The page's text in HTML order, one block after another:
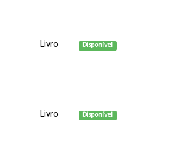
Livro Disponível
Livro Disponível